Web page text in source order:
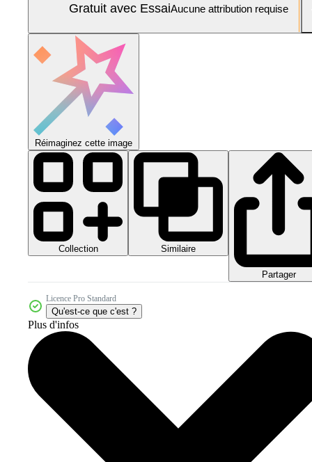
Gratuit avec EssaiAucune attribution requise
Réimaginez cette image
Collection Similaire
Partager
Licence Pro Standard
Qu'est-ce que c'est ?
Plus d'infos